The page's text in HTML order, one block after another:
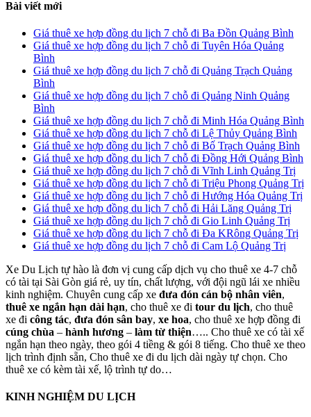
Bài viết mới
Giá thuê xe hợp đồng du lịch 7 chỗ đi Ba Đồn Quảng Bình
Giá thuê xe hợp đồng du lịch 7 chỗ đi Tuyên Hóa Quảng
Bình
Giá thuê xe hợp đồng du lịch 7 chỗ đi Quảng Trạch Quảng
Bình
Giá thuê xe hợp đồng du lịch 7 chỗ đi Quảng Ninh Quảng
Bình
Giá thuê xe hợp đồng du lịch 7 chỗ đi Minh Hóa Quảng Bình
Giá thuê xe hợp đồng du lịch 7 chỗ đi Lệ Thủy Quảng Bình
Giá thuê xe hợp đồng du lịch 7 chỗ đi Bố Trạch Quảng Bình
Giá thuê xe hợp đồng du lịch 7 chỗ đi Đồng Hới Quảng Bình
Giá thuê xe hợp đồng du lịch 7 chỗ đi Vĩnh Linh Quảng Trị
Giá thuê xe hợp đồng du lịch 7 chỗ đi Triệu Phong Quảng Trị
Giá thuê xe hợp đồng du lịch 7 chỗ đi Hướng Hóa Quảng Trị
Giá thuê xe hợp đồng du lịch 7 chỗ đi Hải Lăng Quảng Trị
Giá thuê xe hợp đồng du lịch 7 chỗ đi Gio Linh Quảng Trị
Giá thuê xe hợp đồng du lịch 7 chỗ đi Đa KRông Quảng Trị
Giá thuê xe hợp đồng du lịch 7 chỗ đi Cam Lộ Quảng Trị
Xe Du Lịch tự hào là đơn vị cung cấp dịch vụ cho thuê xe 4-7 chỗ
có tài tại Sài Gòn giá rẻ, uy tín, chất lượng, với đội ngũ lái xe nhiều
kinh nghiệm. Chuyên cung cấp xe đưa đón cán bộ nhân viên,
thuê xe ngắn hạn dài hạn, cho thuê xe đi tour du lịch, cho thuê
xe đi công tác, đưa đón sân bay, xe hoa, cho thuê xe hợp đồng đi
cúng chùa – hành hương – làm từ thiện….. Cho thuê xe có tài xế
ngắn hạn theo ngày, theo gói 4 tiềng & gói 8 tiếng. Cho thuê xe theo
lịch trình định sẵn, Cho thuê xe đi du lịch dài ngày tự chọn. Cho
thuê xe có kèm tài xế, lộ trình tự do…
KINH NGHIỆM DU LỊCH